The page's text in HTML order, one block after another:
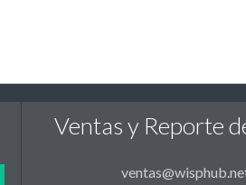
Ventas y Reporte